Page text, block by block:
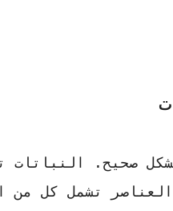
صحيح. النباتات
تشمل كل من